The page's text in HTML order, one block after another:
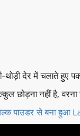
देर में चलाते हुए
छोड़ना नहीं है,
मिल्क पाउडर से